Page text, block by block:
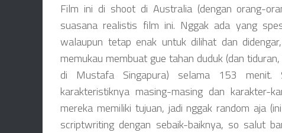
Film ini di shoot di Australia (dengan orang-
suasana realistis film ini. Nggak ada yang
walaupun tetap enak untuk dilihat dan
memukau membuat gue tahan duduk (dan
di Mustafa Singapura) selama 153 menit.
karakteristiknya masing-masing dan karakter-
mereka memiliki tujuan, jadi nggak random aja
scriptwriting dengan sebaik-baiknya, so salut